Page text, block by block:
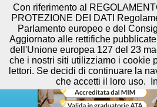
Con riferimento al
PROTEZIONE DEI DATI
Parlamento europeo e del
Aggiornato alle rettifiche
dell'Unione europea 127 del 23
che i nostri siti utilizziamo i cookie
lettori. Se decidi di continuare la
che accetti il loro uso.